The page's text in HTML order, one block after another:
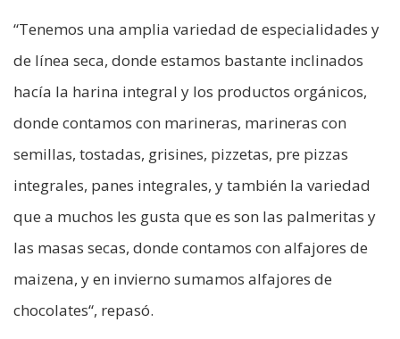
“Tenemos una amplia variedad de especialidades y
de línea seca, donde estamos bastante inclinados
hacía la harina integral y los productos orgánicos,
donde contamos con marineras, marineras con
semillas, tostadas, grisines, pizzetas, pre pizzas
integrales, panes integrales, y también la variedad
que a muchos les gusta que es son las palmeritas y
las masas secas, donde contamos con alfajores de
maizena, y en invierno sumamos alfajores de
chocolates“, repasó.